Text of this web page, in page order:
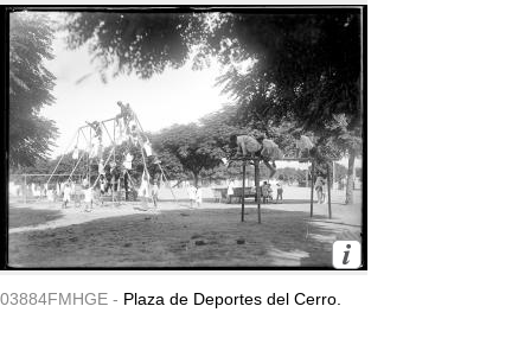
03884FMHGE - Plaza de Deportes del Cerro.